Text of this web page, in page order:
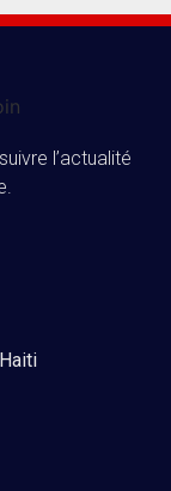
l’actualité